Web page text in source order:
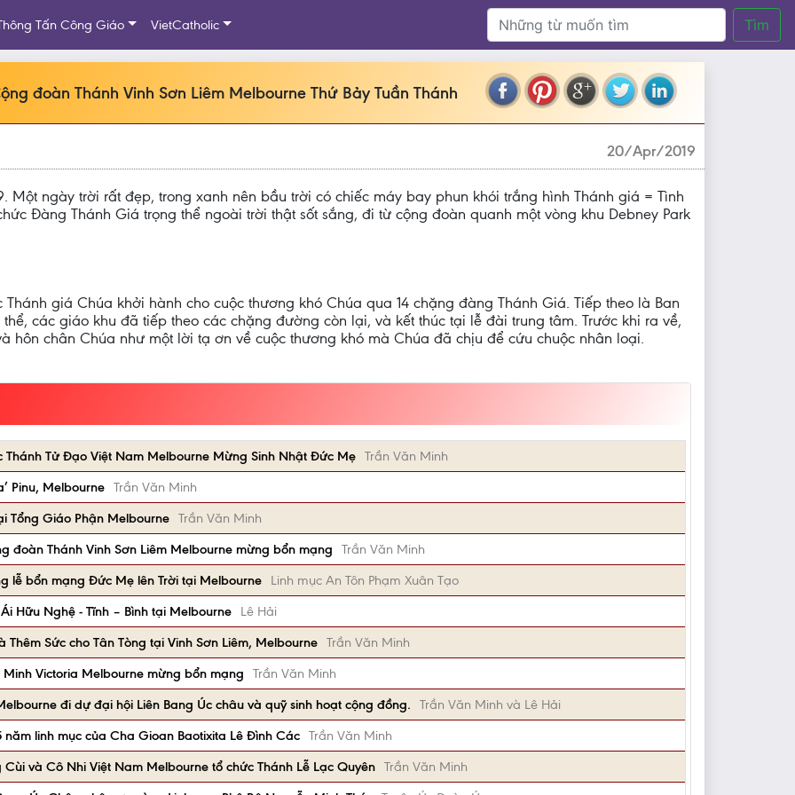
Tấn Công Giáo VietCatholic Tìm
đoàn Thánh Vinh Sơn Liêm Melbourne Thứ Bảy Tuần Thánh
20/Apr/2019
Một ngày trời rất đẹp, trong xanh nên bầu trời có chiếc máy bay phun khói trắng hình Thánh giá = Tình
Đàng Thánh Giá trọng thể ngoài trời thật sốt sắng, đi từ cộng đoàn quanh một vòng khu Debney Park
giá Chúa khởi hành cho cuộc thương khó Chúa qua 14 chặng đàng Thánh Giá. Tiếp theo là Ban
các giáo khu đã tiếp theo các chặng đường còn lại, và kết thúc tại lễ đài trung tâm. Trước khi ra về,
hôn chân Chúa như một lời tạ ơn về cuộc thương khó mà Chúa đã chịu để cứu chuộc nhân loại.
Tử Đạo Việt Nam Melbourne Mừng Sinh Nhật Đức Mẹ Trần Văn Minh
Pinu, Melbourne Trần Văn Minh
Tổng Giáo Phận Melbourne Trần Văn Minh
đoàn Thánh Vinh Sơn Liêm Melbourne mừng bổn mạng
Trần Văn Minh
lễ bổn mạng Đức Mẹ lên Trời tại Melbourne
Linh mục An Tôn Phạm Xuân Tạo
Hữu Nghệ - Tĩnh – Bình tại Melbourne
Lê Hải
Thêm Sức cho Tân Tòng tại Vinh Sơn Liêm, Melbourne Trần Văn Minh
Victoria Melbourne mừng bổn mạng
Trần Văn Minh
đi dự đại hội Liên Bang Úc châu và quỹ sinh hoạt cộng đồng.
Trần Văn Minh và Lê Hải
linh mục của Cha Gioan Baotixita Lê Đình Các Trần Văn Minh
và Cô Nhi Việt Nam Melbourne tổ chức Thánh Lễ Lạc Quyên Trần Văn Minh